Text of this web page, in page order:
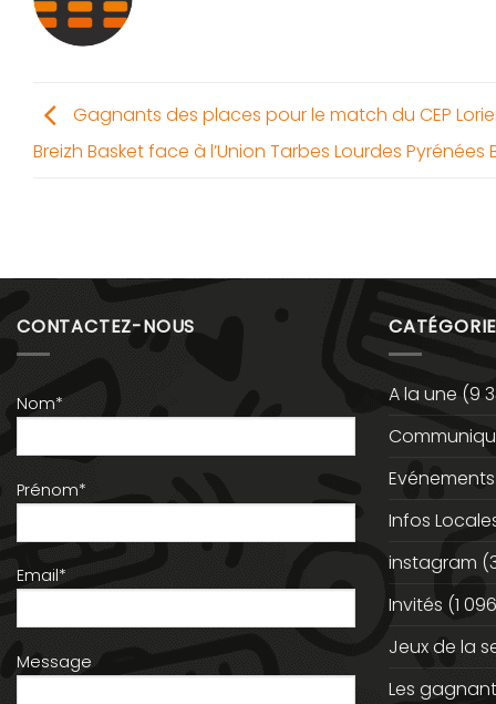
Gagnants des places pour le match du CEP
Breizh Basket face à l’Union Tarbes Lourdes Pyrénées
CONTACTEZ-NOUS
Nom*
Prénom*
Email*
Message
A la une (9
Evénements
Infos
instagram
Invités (1
Jeux de la
Les